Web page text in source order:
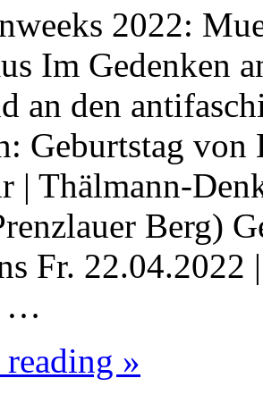
2022:
Im Gedenken
an den
Geburtstag
| Thälmann-
Berg)
Fr. 22.04.2022
…
»